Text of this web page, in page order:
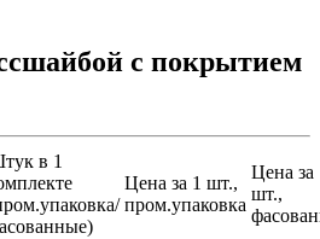
с покрытием
в 1
Цена за 1 шт.,
пром.упаковка
Цена за
шт.,